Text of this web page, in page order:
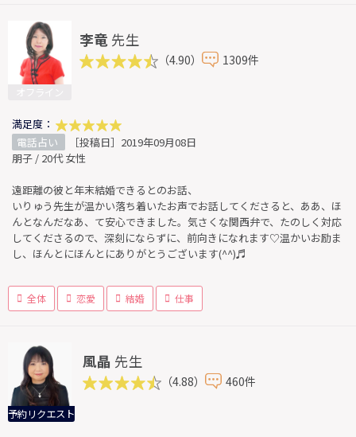
李竜 先生
（4.90） 1309件
満足度：
電話占い
［投稿日］2019年09月08日
朋子 / 20代 女性
遠距離の彼と年末結婚できるとのお話、
いりゅう先生が温かい落ち着いたお声でお話してくださると、ああ、ほ
んとなんだなあ、て安心できました。気さくな関西弁で、たのしく対応
してくださるので、深刻にならずに、前向きになれます♡温かいお励ま
し、ほんとにほんとにありがとうございます(^^)♬
全体 恋愛 結婚 仕事
予約リクエスト
風晶 先生
（4.88） 460件